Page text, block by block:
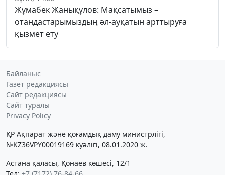
Жұмабек Жанықұлов: Мақсатымыз –
отандастарымыздың әл-ауқатын арттыруға
қызмет ету
Байланыс
Газет редакциясы
Сайт редакциясы
Сайт туралы
Privacy Policy
ҚР Ақпарат және қоғамдық даму министрлігі,
№KZ36VPY00019169 куәлігі, 08.01.2020 ж.
Астана қаласы, Қонаев көшесі, 12/1